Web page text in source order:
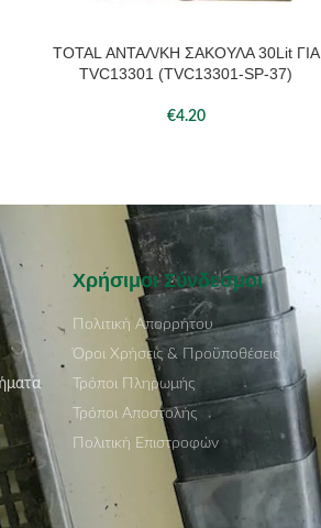
ΠΡΟΣΘΉΚΗ ΣΤΟ ΚΑΛΆΘΙ
TOTAL ΑΝΤΑΛ/ΚΗ ΣΑΚΟΥΛΑ 30Lit ΓΙΑ
TVC13301 (TVC13301-SP-37)
€4.20
Χρήσιμοι Σύνδεσμοι
Πολιτική Απορρήτου
Όροι Χρήσεις & Προϋποθέσεις
Τρόποι Πληρωμής
Τρόποι Αποστολής
Πολιτική Επιστροφών